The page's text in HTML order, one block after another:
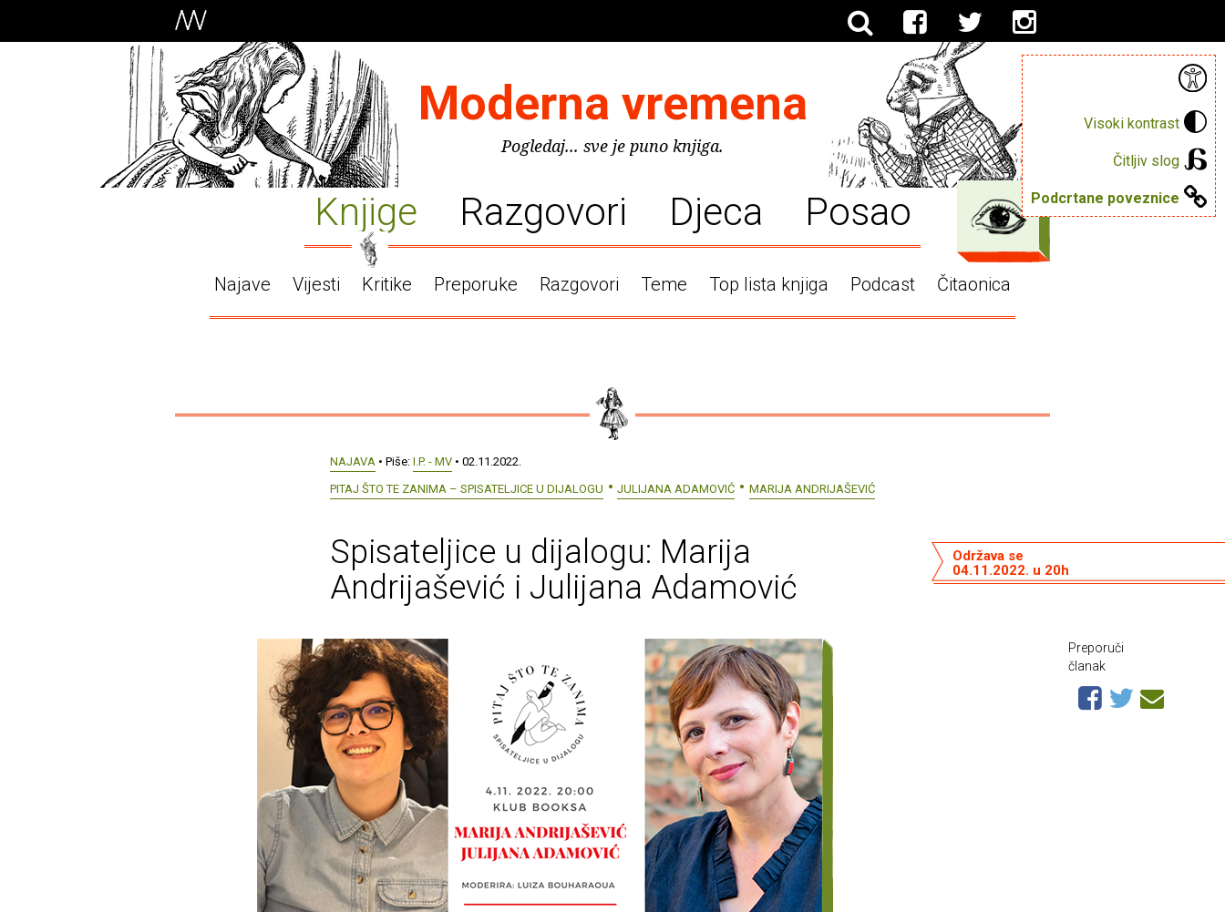
Visoki kontrast
Čitljiv slog
Podcrtane poveznice
Moderna vremena
Pogledaj... sve je puno knjiga.
Knjige Razgovori Djeca Posao
Najave Vijesti Kritike Preporuke Razgovori Teme Top lista knjiga Podcast Čitaonica
NAJAVA • Piše: I.P. - MV • 02.11.2022.
PITAJ ŠTO TE ZANIMA – SPISATELJICE U DIJALOGU
JULIJANA ADAMOVIĆ MARIJA ANDRIJAŠEVIĆ
Spisateljice u dijalogu: Marija
Andrijašević i Julijana Adamović
Održava se
04.11.2022. u 20h
Preporuči
članak